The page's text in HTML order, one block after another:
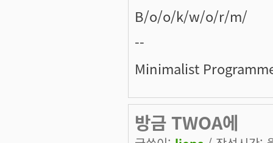
B/o/o/k/w/o/r/m/
--
Minimalist
방금 TWOA에